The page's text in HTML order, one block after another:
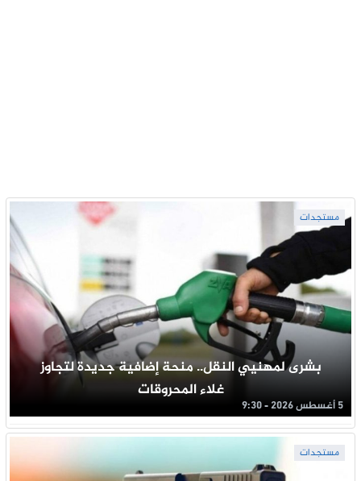
مستجدات
بشرى لمهنيي النقل.. منحة إضافية جديدة لتجاوز
غلاء المحروقات
5 أغسطس 2026 - 9:30
مستجدات